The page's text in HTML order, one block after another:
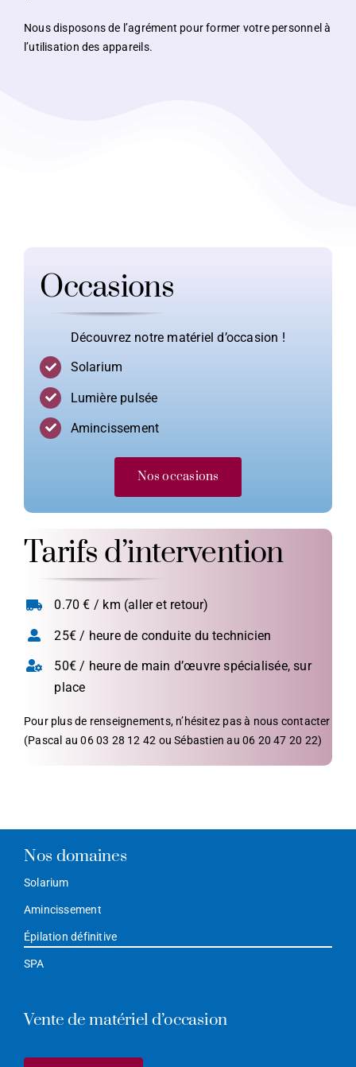
Nous disposons de l’agrément pour former votre personnel à
l’utilisation des appareils.
Occasions
Découvrez notre matériel d’occasion !
Solarium
Lumière pulsée
Amincissement
Nos occasions
Tarifs d’intervention
0.70 € / km (aller et retour)
25€ / heure de conduite du technicien
50€ / heure de main d’œuvre spécialisée, sur
place
Pour plus de renseignements, n’hésitez pas à nous contacter
(Pascal au 06 03 28 12 42 ou Sébastien au 06 20 47 20 22)
Nos domaines
Solarium
Amincissement
Épilation définitive
SPA
Vente de matériel d’occasion